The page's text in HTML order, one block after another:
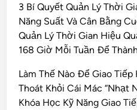
3 Bí Quyết Quản Lý Thời
Năng Suất Và Cân Bằng
Quản Lý Thời Gian Hiệu
168 Giờ Mỗi Tuần Để
Làm Thế Nào Để Giao
Thoát Khỏi Cái Mác “Nhạt
Khóa Học Kỹ Năng Giao